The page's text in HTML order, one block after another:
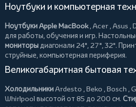
Ноутбуки и компьютерная
Ноутбуки Apple MacBook,Acer ,Asus ,
для работы, обучения и игр.
мониторыдиагонали 24", 27", 32".
струйные, компьютерная периферия.
Великогабаритная бытовая
ХолодильникиArdesto ,Beko ,Bosch ,
Whirlpool высотой от 85 до 200 см.